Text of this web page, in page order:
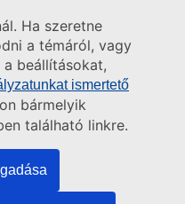
Ha szeretne
a témáról, vagy
beállításokat,
ismertető
bármelyik
található linkre.